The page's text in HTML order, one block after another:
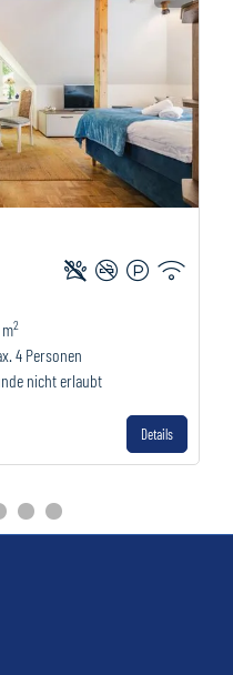
2
4 Personen
nicht erlaubt
Details
1 2
zu Slide 3zu Slide 4
Gehe zu Slide 5
Gehe zu Slide 6